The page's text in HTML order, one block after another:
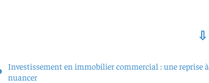
Investissement en immobilier commercial : une reprise à
nuancer